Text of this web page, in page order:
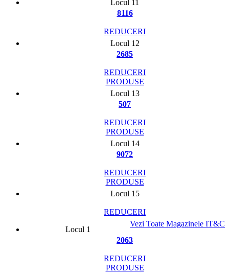
Locul 11
8116
REDUCERI
Locul 12
2685
REDUCERI
PRODUSE
Locul 13
507
REDUCERI
PRODUSE
Locul 14
9072
REDUCERI
PRODUSE
Locul 15
REDUCERI
Vezi Toate Magazinele IT&C
Locul 1
2063
REDUCERI
PRODUSE